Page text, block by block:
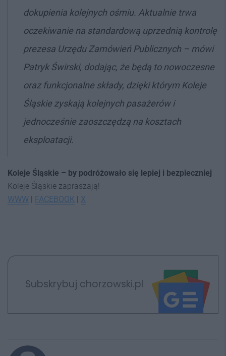
dokupienia kolejnych ośmiu. Aktualnie trwa
oczekiwanie na standardową uprzednią kontrolę
prezesa Urzędu Zamówień Publicznych – mówi
Patryk Świrski, dodając, że będą to nowoczesne
oraz funkcjonalne składy, dzięki którym Koleje
Śląskie zyskają kolejnych pasażerów i
jednocześnie zaoszczędzą na kosztach
eksploatacji.
Koleje Śląskie – by podróżowało się lepiej i bezpieczniej
Koleje Śląskie zapraszają!
WWW | FACEBOOK | X
Subskrybuj chorzowski.pl